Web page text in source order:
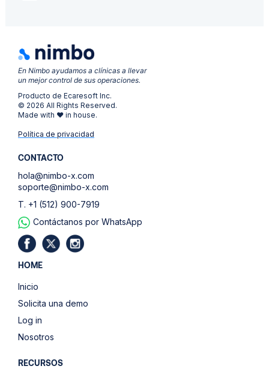
En Nimbo ayudamos a clínicas a llevar
un mejor control de sus operaciones.
Producto de Ecaresoft Inc.
© 2026 All Rights Reserved.
Made with ❤ in house.
Política de privacidad
CONTACTO
hola@nimbo-x.com
soporte@nimbo-x.com
T. +1 (512) 900-7919
Contáctanos por WhatsApp
HOME
Inicio
Solicita una demo
Log in
Nosotros
RECURSOS